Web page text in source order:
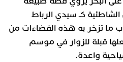
كـ سيدي الرباط
ما تزخر به هذه الفضاءات من
قبلة للزوار في موسم
واعدة.